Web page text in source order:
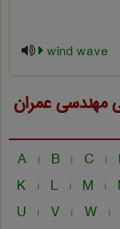
wind wave
مهندسی عمران
A | B | C |
K | L | M |
U | V | W |